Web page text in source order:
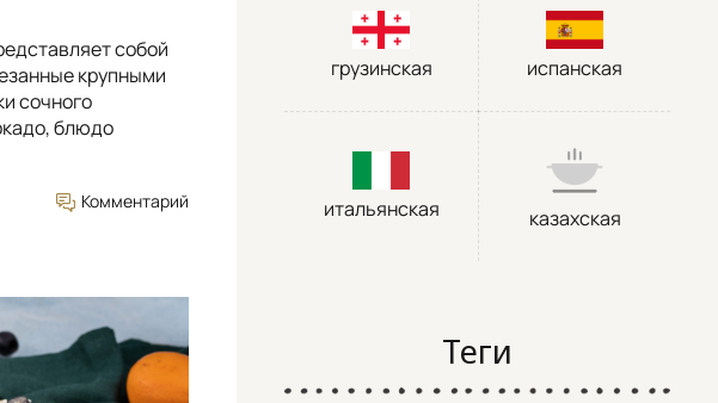
собой
крупными
сочного
блюдо
Комментарий
грузинская испанская
итальянская казахская
Теги